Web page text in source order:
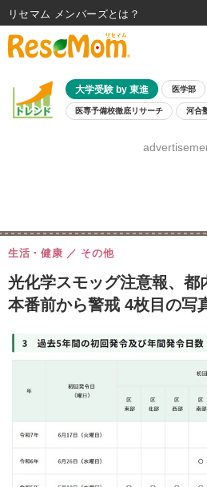
大学受験 by 東進 医学部
医専予備校徹底リサーチ 河合
8月開催学校説明会・
光化学スモッグ注意報、
本番前から警戒 4枚目の写
生活・健康 その他
リセマム メンバーズ